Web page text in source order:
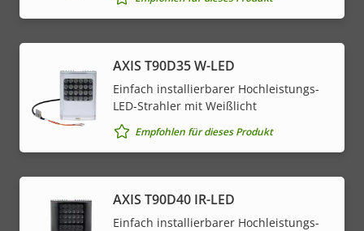
AXIS T90D35 W-LED
Einfach installierbarer Hochleistungs-
LED-Strahler mit Weißlicht
Empfohlen für dieses Produkt
AXIS T90D40 IR-LED
Einfach installierbarer Hochleistungs-